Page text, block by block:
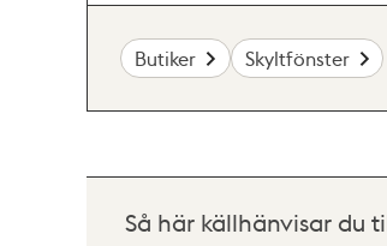
Butiker Skyltfönster
Så här källhänvisar du